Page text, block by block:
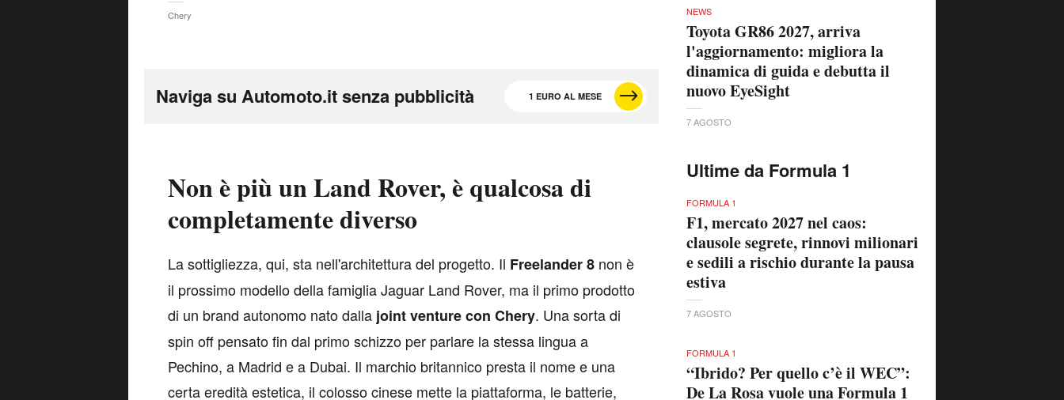
Chery
Naviga su Automoto.it senza pubblicità 1 EURO AL MESE
Non è più un Land Rover, è qualcosa di
completamente diverso
La sottigliezza, qui, sta nell'architettura del progetto. Il Freelander 8 non è
il prossimo modello della famiglia Jaguar Land Rover, ma il primo prodotto
di un brand autonomo nato dalla joint venture con Chery. Una sorta di
spin off pensato fin dal primo schizzo per parlare la stessa lingua a
Pechino, a Madrid e a Dubai. Il marchio britannico presta il nome e una
certa eredità estetica, il colosso cinese mette la piattaforma, le batterie,
NEWS
Toyota GR86 2027, arriva
l'aggiornamento: migliora la
dinamica di guida e debutta il
nuovo EyeSight
7 AGOSTO
Ultime da Formula 1
FORMULA 1
F1, mercato 2027 nel caos:
clausole segrete, rinnovi milionari
e sedili a rischio durante la pausa
estiva
7 AGOSTO
FORMULA 1
“Ibrido? Per quello c’è il WEC”:
De La Rosa vuole una Formula 1